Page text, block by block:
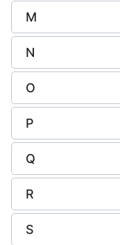
M
N
O
P
Q
R
S